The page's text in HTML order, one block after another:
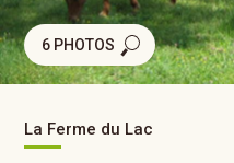
6 PHOTOS
La Ferme du Lac